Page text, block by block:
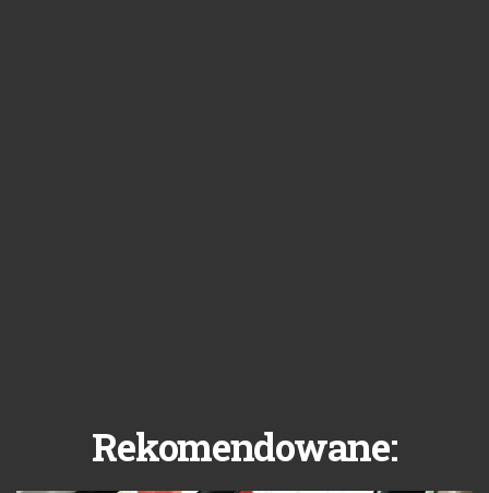
Rekomendowane: